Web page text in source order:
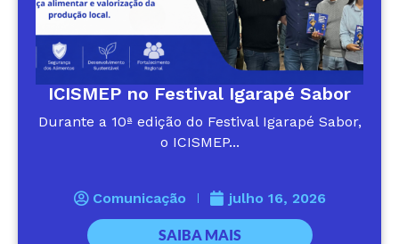
ICISMEP no Festival Igarapé Sabor
Durante a 10ª edição do Festival Igarapé Sabor,
o ICISMEP...
Comunicação julho 16, 2026
SAIBA MAIS